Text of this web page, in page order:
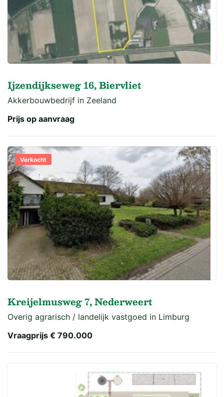
Ijzendijkseweg 16, Biervliet
Akkerbouwbedrijf in Zeeland
Prijs op aanvraag
Verkocht
Kreijelmusweg 7, Nederweert
Overig agrarisch / landelijk vastgoed in Limburg
Vraagprijs € 790.000